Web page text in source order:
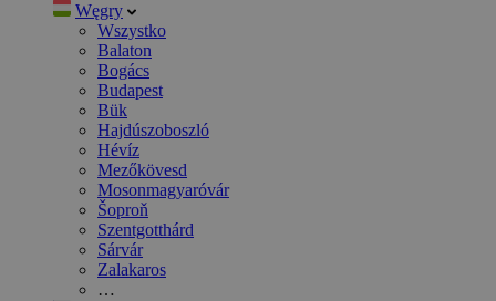
Węgry
Wszystko
Balaton
Bogács
Budapest
Bük
Hajdúszoboszló
Hévíz
Mezőkövesd
Mosonmagyaróvár
Šoproň
Szentgotthárd
Sárvár
Zalakaros
…